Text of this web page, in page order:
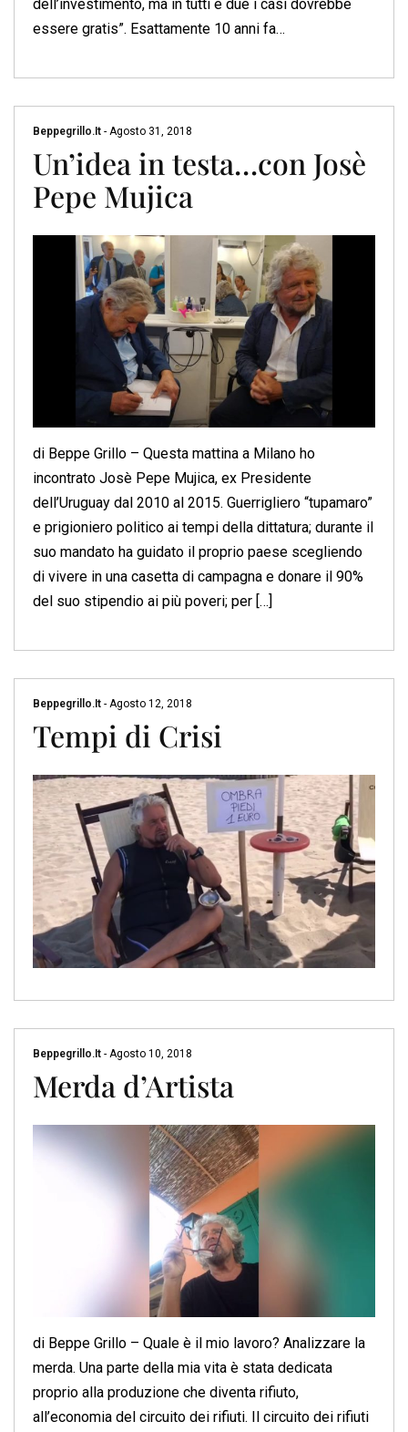
dell’investimento, ma in tutti e due i casi dovrebbe
essere gratis”. Esattamente 10 anni fa…
Beppegrillo.it - Agosto 31, 2018
Un’idea in testa…con Josè
Pepe Mujica
di Beppe Grillo – Questa mattina a Milano ho
incontrato Josè Pepe Mujica, ex Presidente
dell’Uruguay dal 2010 al 2015. Guerrigliero “tupamaro”
e prigioniero politico ai tempi della dittatura; durante il
suo mandato ha guidato il proprio paese scegliendo
di vivere in una casetta di campagna e donare il 90%
del suo stipendio ai più poveri; per […]
Beppegrillo.it - Agosto 12, 2018
Tempi di Crisi
Beppegrillo.it - Agosto 10, 2018
Merda d’Artista
di Beppe Grillo – Quale è il mio lavoro? Analizzare la
merda. Una parte della mia vita è stata dedicata
proprio alla produzione che diventa rifiuto,
all’economia del circuito dei rifiuti. Il circuito dei rifiuti